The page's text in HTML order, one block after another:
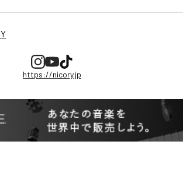
https://nicory.jp